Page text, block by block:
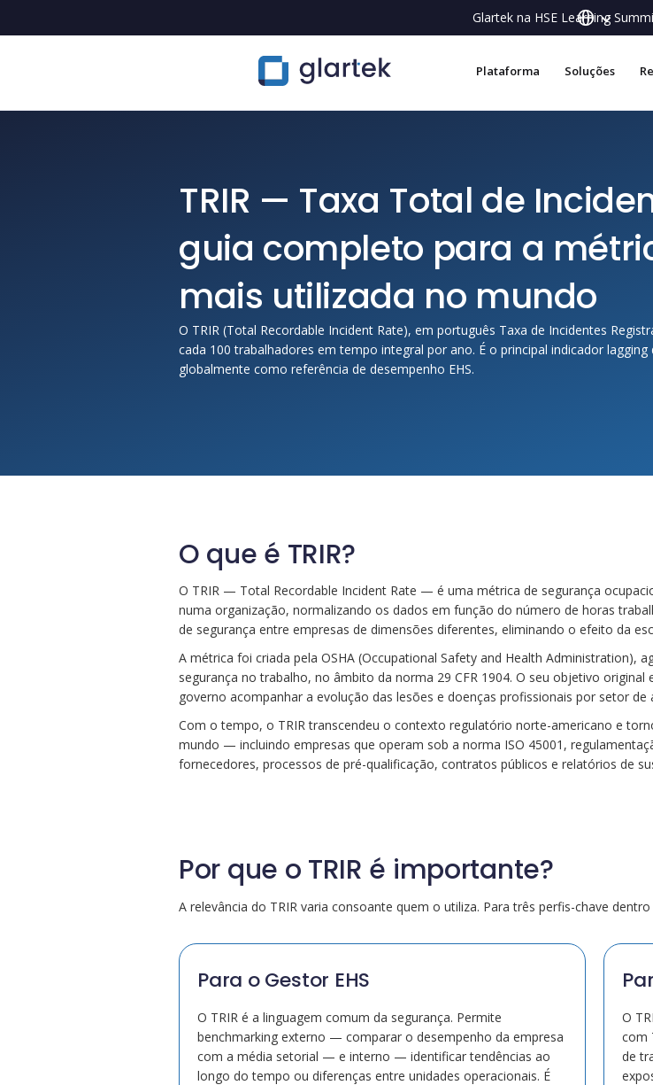
Glartek na HSE Learning
Plataforma Soluções
TRIR — Taxa Total de
guia completo para a
mais utilizada no mundo
O TRIR (Total Recordable Incident Rate), em português Taxa de Incidentes
cada 100 trabalhadores em tempo integral por ano. É o principal indicador
globalmente como referência de desempenho EHS.
O que é TRIR?
O TRIR — Total Recordable Incident Rate — é uma métrica de segurança
numa organização, normalizando os dados em função do número de horas
de segurança entre empresas de dimensões diferentes, eliminando o efeito da
A métrica foi criada pela OSHA (Occupational Safety and Health Administration),
segurança no trabalho, no âmbito da norma 29 CFR 1904. O seu objetivo
governo acompanhar a evolução das lesões e doenças profissionais por setor de
Com o tempo, o TRIR transcendeu o contexto regulatório norte-americano e
mundo — incluindo empresas que operam sob a norma ISO 45001,
fornecedores, processos de pré-qualificação, contratos públicos e relatórios de
Por que o TRIR é importante?
A relevância do TRIR varia consoante quem o utiliza. Para três perfis-chave
Para o Gestor EHS
O TRIR é a linguagem comum da segurança. Permite
benchmarking externo — comparar o desempenho da empresa
com a média setorial — e interno — identificar tendências ao
longo do tempo ou diferenças entre unidades operacionais. É
O
com
de